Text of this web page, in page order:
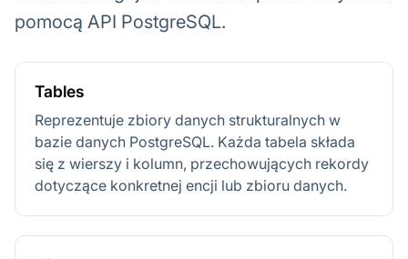
pomocą API PostgreSQL.
Tables
Reprezentuje zbiory danych strukturalnych w
bazie danych PostgreSQL. Każda tabela składa
się z wierszy i kolumn, przechowujących rekordy
dotyczące konkretnej encji lub zbioru danych.